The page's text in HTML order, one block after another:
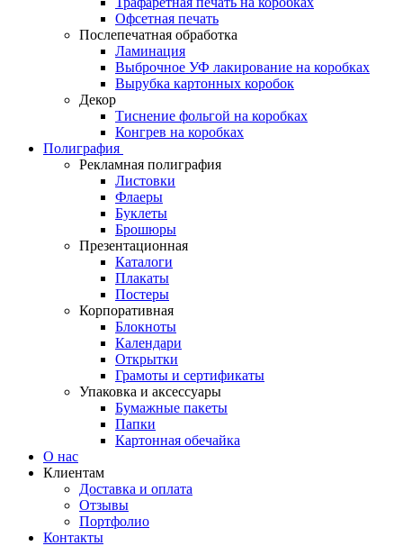
Офсетная печать
Послепечатная обработка
Ламинация
Выброчное УФ лакирование на коробках
Вырубка картонных коробок
Декор
Тиснение фольгой на коробках
Конгрев на коробках
Полиграфия
Рекламная полиграфия
Листовки
Флаеры
Буклеты
Брошюры
Презентационная
Каталоги
Плакаты
Постеры
Корпоративная
Блокноты
Календари
Открытки
Грамоты и сертификаты
Упаковка и аксессуары
Бумажные пакеты
Папки
Картонная обечайка
О нас
Клиентам
Доставка и оплата
Отзывы
Портфолио
Контакты